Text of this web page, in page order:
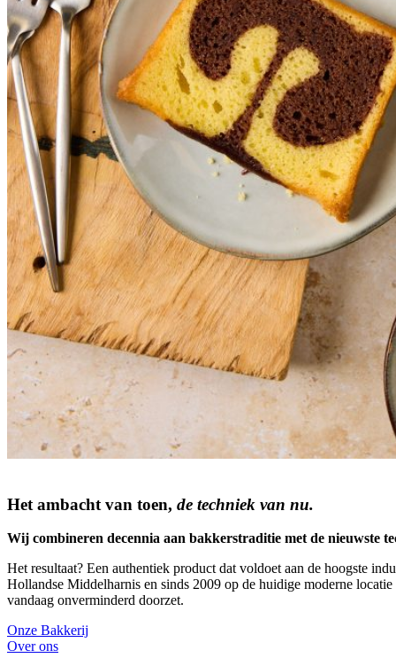
Het ambacht van toen, de techniek van nu.
Wij combineren decennia aan bakkerstraditie met de nieuwste
Het resultaat? Een authentiek product dat voldoet aan de hoogste
Hollandse Middelharnis en sinds 2009 op de huidige moderne
vandaag onverminderd doorzet.
Onze Bakkerij
Over ons